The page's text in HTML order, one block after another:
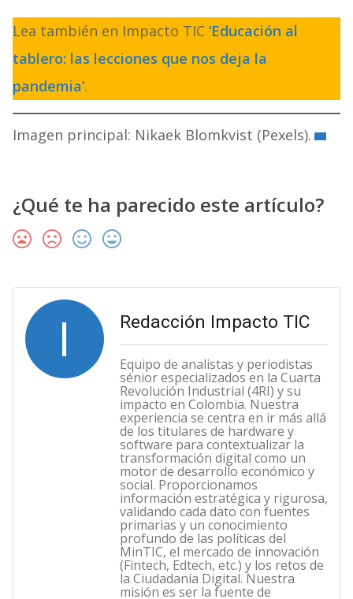
Lea también en Impacto TIC ‘Educación al
tablero: las lecciones que nos deja la
pandemia’.
Imagen principal: Nikaek Blomkvist (Pexels).
¿Qué te ha parecido este artículo?
I Redacción Impacto TIC
Equipo de analistas y periodistas
sénior especializados en la Cuarta
Revolución Industrial (4RI) y su
impacto en Colombia. Nuestra
experiencia se centra en ir más allá
de los titulares de hardware y
software para contextualizar la
transformación digital como un
motor de desarrollo económico y
social. Proporcionamos
información estratégica y rigurosa,
validando cada dato con fuentes
primarias y un conocimiento
profundo de las políticas del
MinTIC, el mercado de innovación
(Fintech, Edtech, etc.) y los retos de
la Ciudadanía Digital. Nuestra
misión es ser la fuente de